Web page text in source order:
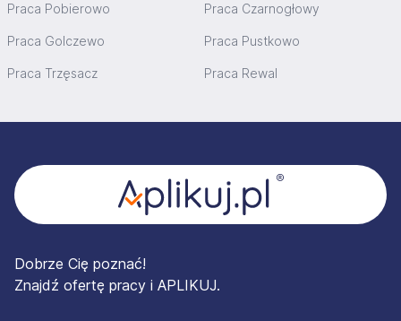
Praca Pobierowo Praca Czarnogłowy
Praca Golczewo Praca Pustkowo
Praca Trzęsacz Praca Rewal
Dobrze Cię poznać!
Znajdź ofertę pracy i APLIKUJ.